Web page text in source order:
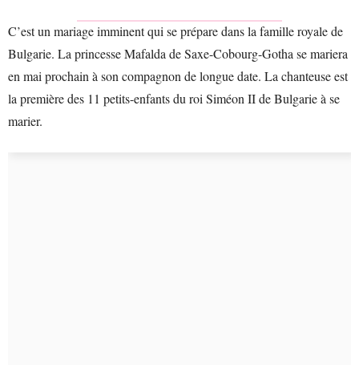
C’est un mariage imminent qui se prépare dans la famille royale de
Bulgarie. La princesse Mafalda de Saxe-Cobourg-Gotha se mariera
en mai prochain à son compagnon de longue date. La chanteuse est
la première des 11 petits-enfants du roi Siméon II de Bulgarie à se
marier.